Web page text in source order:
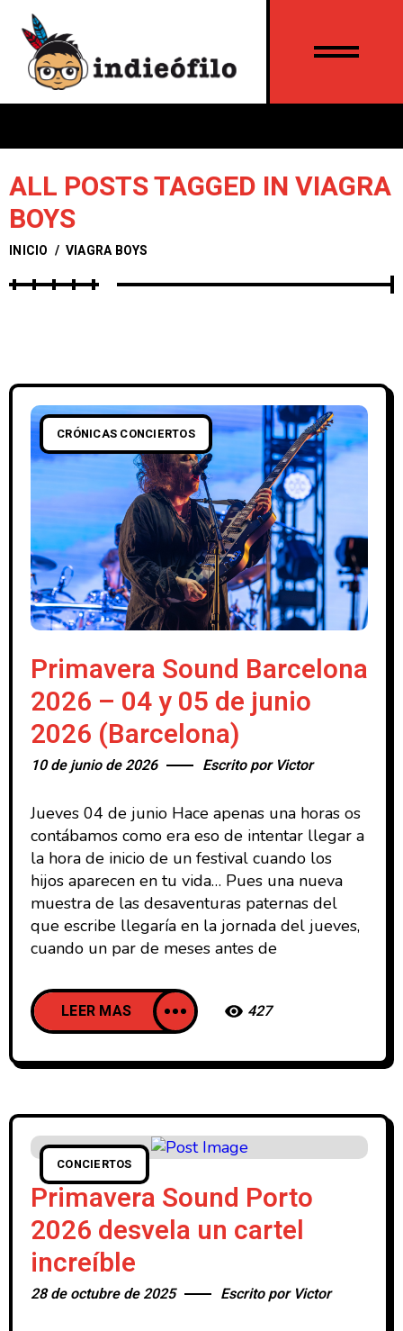
ALL POSTS TAGGED IN VIAGRA
BOYS
INICIO / VIAGRA BOYS
CRÓNICAS CONCIERTOS
Primavera Sound Barcelona
2026 – 04 y 05 de junio
2026 (Barcelona)
10 de junio de 2026 Escrito por Victor
Jueves 04 de junio Hace apenas una horas os
contábamos como era eso de intentar llegar a
la hora de inicio de un festival cuando los
hijos aparecen en tu vida… Pues una nueva
muestra de las desaventuras paternas del
que escribe llegaría en la jornada del jueves,
cuando un par de meses antes de
LEER MAS 427
CONCIERTOS
Primavera Sound Porto
2026 desvela un cartel
increíble
28 de octubre de 2025 Escrito por Victor